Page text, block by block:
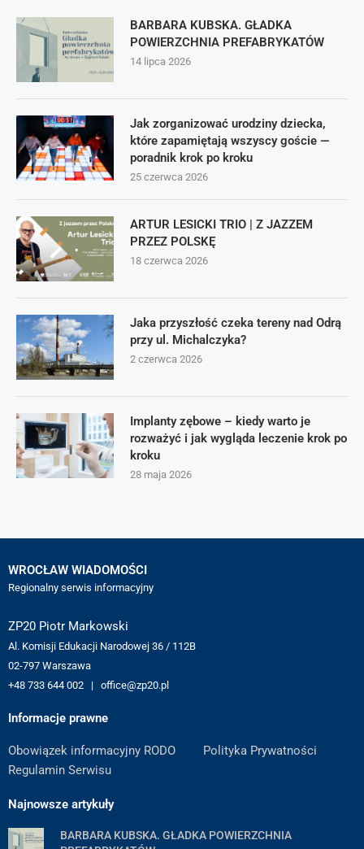
BARBARA KUBSKA. GŁADKA
POWIERZCHNIA PREFABRYKATÓW
14 lipca 2026
Jak zorganizować urodziny dziecka,
które zapamiętają wszyscy goście —
poradnik krok po kroku
25 czerwca 2026
ARTUR LESICKI TRIO | Z JAZZEM
PRZEZ POLSKĘ
18 czerwca 2026
Jaka przyszłość czeka tereny nad Odrą
przy ul. Michalczyka?
2 czerwca 2026
Implanty zębowe – kiedy warto je
rozważyć i jak wygląda leczenie krok po
kroku
28 maja 2026
WROCŁAW WIADOMOŚCI
Regionalny serwis informacyjny
ZP20 Piotr Markowski
Al. Komisji Edukacji Narodowej 36 / 112B
02-797 Warszawa
+48 733 644 002 | office@zp20.pl
Informacje prawne
Obowiązek informacyjny RODO
Polityka Prywatności
Regulamin Serwisu
Najnowsze artykuły
BARBARA KUBSKA. GŁADKA POWIERZCHNIA